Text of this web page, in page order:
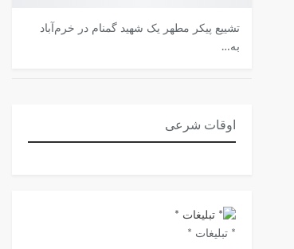
تشییع پیکر مطهر یک شهید گمنام در خرم‌آباد
به…
اوقات شرعی
* تبلیغات *